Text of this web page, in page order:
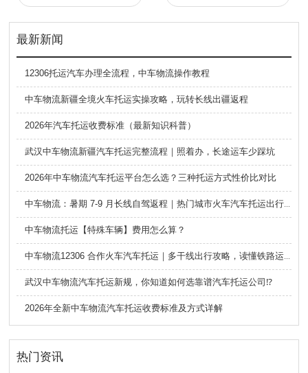
最新新闻
12306托运汽车办理全流程，中车物流操作教程
中车物流新疆全境火车托运实操攻略，玩转长线出疆返程
2026年汽车托运收费标准（最新知识科普）
武汉中车物流新疆汽车托运完整流程｜照着办，长途运车少踩坑
2026年中车物流汽车托运平台怎么选？三种托运方式性价比对比
中车物流：暑期 7-9 月长线自驾返程｜热门城市火车汽车托运出行全攻略
中车物流托运【特殊车辆】费用怎么算？
中车物流12306 合作火车汽车托运｜多干线出行攻略，读懂铁路运车的优势与避坑要点
武汉中车物流汽车托运新规，你知道如何选靠谱汽车托运公司⁉️
2026年全新中车物流汽车托运收费标准及方式详解
热门资讯